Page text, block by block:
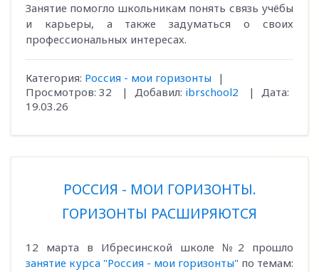
Занятие помогло школьникам понять связь учёбы
и карьеры, а также задуматься о своих
профессиональных интересах.
Категория: Россия - мои горизонты
|
Просмотров: 32 | Добавил: ibrschool2 |
Дата:
19.03.26
РОССИЯ - МОИ ГОРИЗОНТЫ.
ГОРИЗОНТЫ РАСШИРЯЮТСЯ
12 марта в Ибресинской школе №2 прошло
занятие курса "Россия - мои горизонты" по темам: